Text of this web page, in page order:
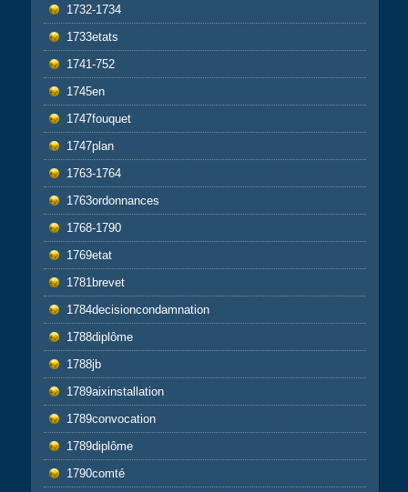
1732-1734
1733etats
1741-752
1745en
1747fouquet
1747plan
1763-1764
1763ordonnances
1768-1790
1769etat
1781brevet
1784decisioncondamnation
1788diplôme
1788jb
1789aixinstallation
1789convocation
1789diplôme
1790comté